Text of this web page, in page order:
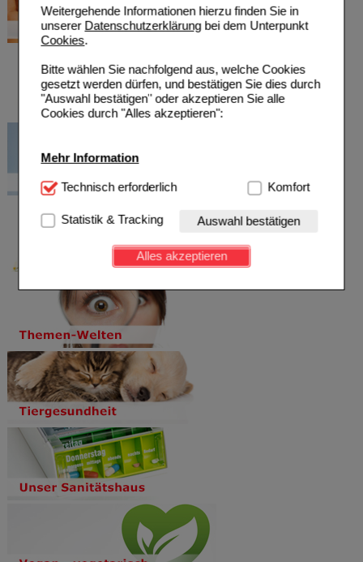
Weitergehende Informationen hierzu finden Sie in
unserer Datenschutzerklärungbei dem Unterpunkt
Cookies.
Bitte wählen Sie nachfolgend aus, welche Cookies
gesetzt werden dürfen, und bestätigen Sie dies durch
"Auswahl bestätigen" oder akzeptieren Sie alle
Cookies durch "Alles akzeptieren":
Mehr Information
Technisch Notwendig:Hierbei handelt es sich um
Website notwendig sind (z.B. Navigation, Warenkorb,
Kundenkonto), weshalb auf diese nicht verzichtet
werden kann.
Einkaufserlebnis noch ansprechender zu gestalten,
beispielsweise für die Wiedererkennung des
Besuchers oder unsere Seite an bevorzugte
Verhaltensweisen (z.B. Spracheinstellung)
anzupassen. Komfort-Cookies ermöglichen es uns
auch auf Ihre Bedürfnisse zugeschrittene Inhalte
anzuzeigen und unser Partnerprogramm zu
betreiben.
Statistik & Tracking:
Informationen über die Art und Weise der Nutzung
unserer Website sammeln, mit deren Hilfe wir unsere
Website weiter für Sie optimieren können, den Inhalt
auf unserer Website aber auch die Werbung auf
Drittseiten möglichst relevant für Sie zu gestalten.
Bitte beachten Sie, dass Daten hierfür teilweise an
Dritte wie z.B. Google oder soziale Medien
übertragen werden.
Technisch erforderlich Komfort
Statistik & Tracking Auswahl bestätigen
Alles akzeptieren